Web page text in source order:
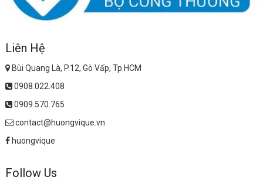
Liên Hệ
Bùi Quang Là, P.12, Gò Vấp, Tp.HCM
0908.022.408
0909.570.765
contact@huongvique.vn
huongvique
Follow Us